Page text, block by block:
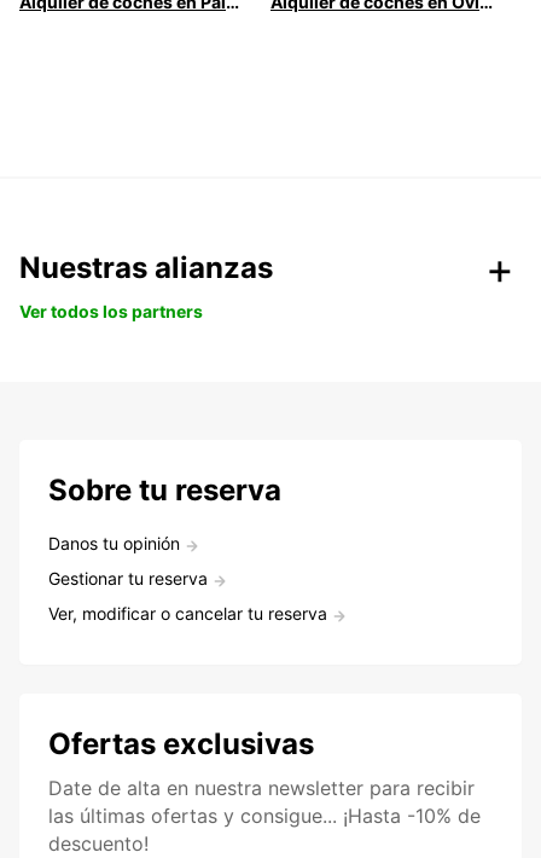
Nuestras alianzas
Ver todos los partners
Sobre tu reserva
Danos tu opinión
Gestionar tu reserva
Ver, modificar o cancelar tu reserva
Ofertas exclusivas
Date de alta en nuestra newsletter para recibir
las últimas ofertas y consigue... ¡Hasta -10% de
descuento!